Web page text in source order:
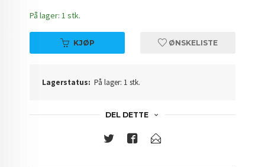
På lager: 1 stk.
KJØP ØNSKELISTE
Lagerstatus: På lager: 1 stk.
DEL DETTE